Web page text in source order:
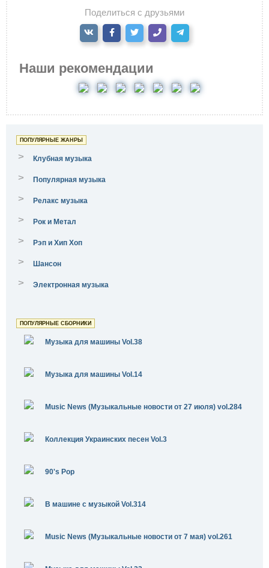
Поделиться с друзьями
Наши рекомендации
ПОПУЛЯРНЫЕ ЖАНРЫ
> Клубная музыка
> Популярная музыка
> Релакс музыка
> Рок и Метал
> Рэп и Хип Хоп
> Шансон
> Электронная музыка
ПОПУЛЯРНЫЕ СБОРНИКИ
Музыка для машины Vol.38
Музыка для машины Vol.14
Music News (Музыкальные новости от 27 июля) vol.284
Коллекция Украинских песен Vol.3
90's Pop
В машине с музыкой Vol.314
Music News (Музыкальные новости от 7 мая) vol.261